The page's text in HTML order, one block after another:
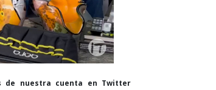
de nuestra cuenta en Twitter